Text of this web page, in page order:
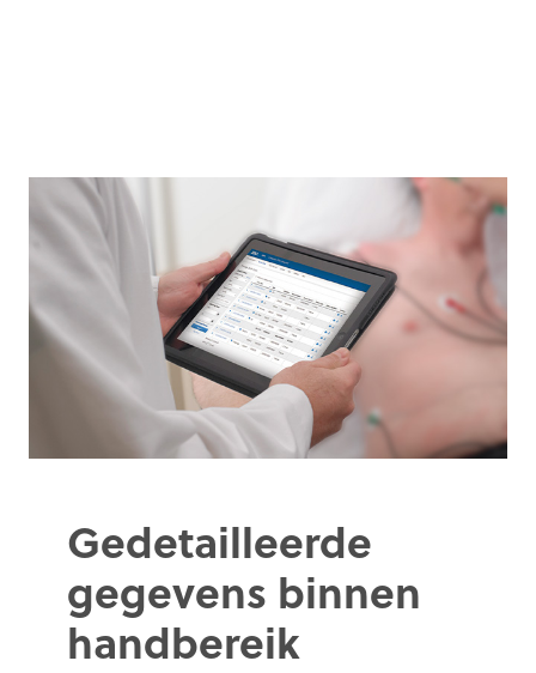
Gedetailleerde
gegevens binnen
handbereik